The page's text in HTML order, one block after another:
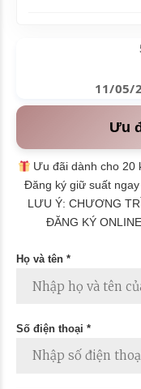
11/05/
Ưu
Ưu đãi dành cho
Đăng ký giữ suất
LƯU Ý: CHƯƠNG
ĐĂNG KÝ
Họ và tên *
Số điện thoại *